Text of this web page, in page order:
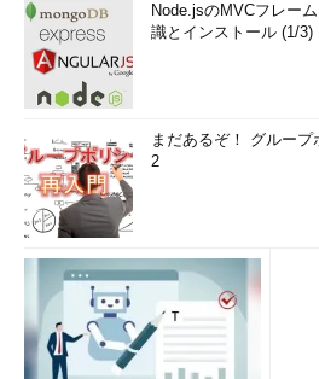
Node.jsのMVCフレー
識とインストール (1/3)
まだあるぞ！ グループ
2